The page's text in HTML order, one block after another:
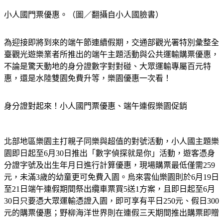
小人國門票優惠。（圖／翻攝自小人國臉書）
為迎接即將到來的端午節連續假期，交通部觀光署特別彙整全
臺觀光遊樂業者所推出的端午主題活動與公共運輸購票優惠，
不論是驚天動地的身分證數字對對碰、大眾運輸專屬百元特
惠，還是水陸雙園免費升等，樂園優惠一次看！
身分證對起來！小人國門票優惠、端午連假樂園促銷
北部地區樂園主打親子同樂與超值的對號活動，小人國主題樂
園即日起至6月30日推出「數字偵探就是你」活動，遊客憑身
分證字號及出生年月日進行計算優惠，現場購票最低僅需259
元，未滿3歲的幼童更可免費入園。烏來雲仙樂園則於6月19日
至21日端午連假期間祭出纜車票買5送1方案，且即日起至6月
30日只要憑大眾運輸憑證入園，即可享有平日250元、假日300
元的購票優惠；野柳海洋世界則在連假三天期間推出購票即贈